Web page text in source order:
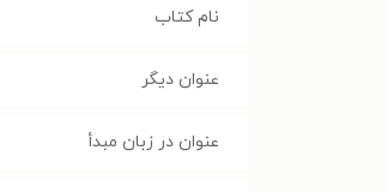
نام کتاب
عنوان دیگر
عنوان در زبان مبدأ